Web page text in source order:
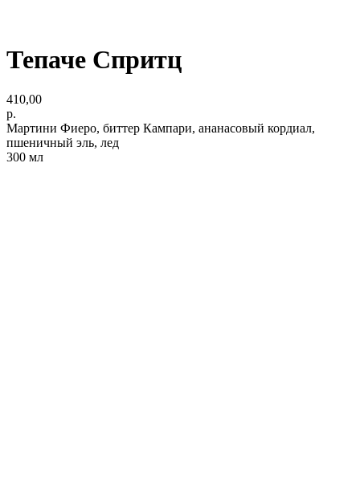
Тепаче Спритц
410,00
р.
Мартини Фиеро, биттер Кампари, ананасовый кордиал,
пшеничный эль, лед
300 мл